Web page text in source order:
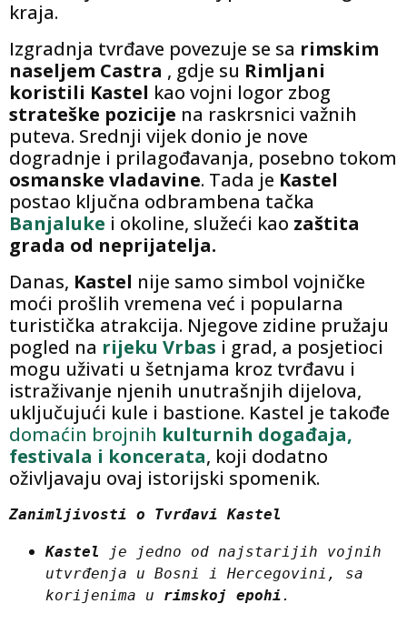
kraja.
Izgradnja tvrđave povezuje se sa rimskim
naseljem Castra , gdje su Rimljani
koristili Kastel kao vojni logor zbog
strateške pozicije na raskrsnici važnih
puteva. Srednji vijek donio je nove
dogradnje i prilagođavanja, posebno tokom
osmanske vladavine. Tada je Kastel
postao ključna odbrambena tačka
Banjaluke i okoline, služeći kao zaštita
grada od neprijatelja.
Danas, Kastel nije samo simbol vojničke
moći prošlih vremena već i popularna
turistička atrakcija. Njegove zidine pružaju
pogled na rijeku Vrbas i grad, a posjetioci
mogu uživati ​​u šetnjama kroz tvrđavu i
istraživanje njenih unutrašnjih dijelova,
uključujući kule i bastione. Kastel je takođe
domaćin brojnih kulturnih događaja,
festivala i koncerata, koji dodatno
oživljavaju ovaj istorijski spomenik.
Zanimljivosti o Tvrđavi Kastel
Kastel
je jedno od najstarijih vojnih
utvrđenja u Bosni i Hercegovini, sa
korijenima u rimskoj epohi.